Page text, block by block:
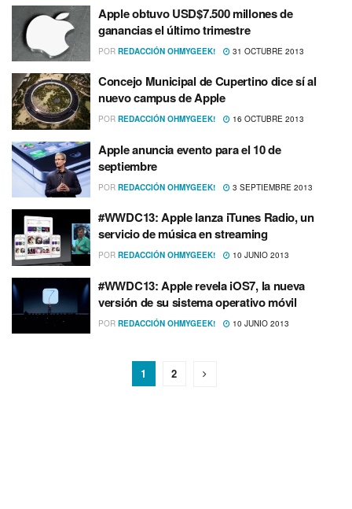
Apple obtuvo USD$7.500 millones de
ganancias el último trimestre
POR REDACCIÓN OHMYGEEK! 31 OCTUBRE 2013
Concejo Municipal de Cupertino dice sí­ al
nuevo campus de Apple
POR REDACCIÓN OHMYGEEK! 16 OCTUBRE 2013
Apple anuncia evento para el 10 de
septiembre
POR REDACCIÓN OHMYGEEK! 3 SEPTIEMBRE 2013
#WWDC13: Apple lanza iTunes Radio, un
servicio de música en streaming
POR REDACCIÓN OHMYGEEK! 10 JUNIO 2013
#WWDC13: Apple revela iOS7, la nueva
versión de su sistema operativo móvil
POR REDACCIÓN OHMYGEEK! 10 JUNIO 2013
1 2